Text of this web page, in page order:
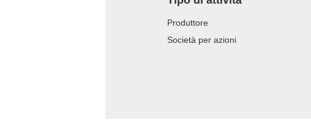
Produttore
Società per azioni